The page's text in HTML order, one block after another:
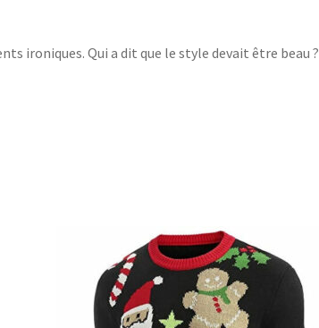
ironiques. Qui a dit que le style devait être beau ?